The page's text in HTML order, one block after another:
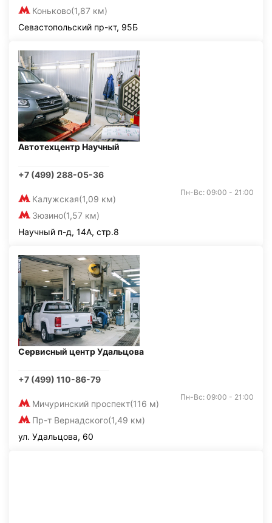
Коньково(1,87 км)
Севастопольский пр-кт, 95Б
Автотехцентр Научный
+7 (499) 288-05-36
Калужская(1,09 км)
Зюзино(1,57 км)
Пн-Вс: 09:00 - 21:00
Научный п-д, 14А, стр.8
Сервисный центр Удальцова
+7 (499) 110-86-79
Мичуринский проспект(116 м)
Пр-т Вернадского(1,49 км)
Пн-Вс: 09:00 - 21:00
ул. Удальцова, 60